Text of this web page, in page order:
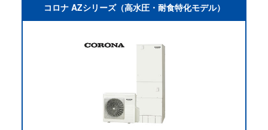
コロナ AZシリーズ（高水圧・耐食特化モデル）